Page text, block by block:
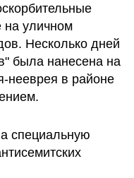
на уличном
Несколько дней
была нанесена на
нееврея в районе
специальную